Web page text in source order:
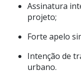
Assinatura
projeto;
Forte apelo
Intenção de
urbano.